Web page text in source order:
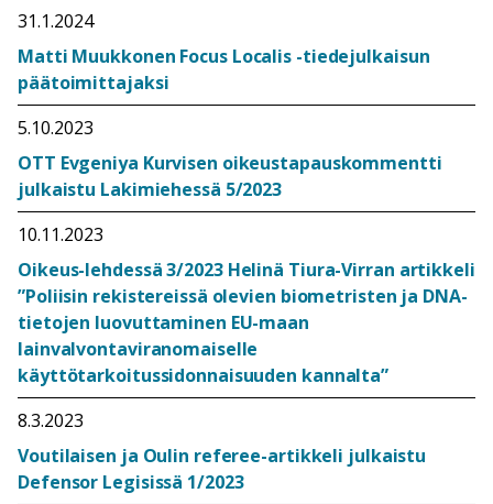
31.1.2024
Matti Muukkonen Focus Localis -tiedejulkaisun
päätoimittajaksi
5.10.2023
OTT Evgeniya Kurvisen oikeustapauskommentti
julkaistu Lakimiehessä 5/2023
10.11.2023
Oikeus-lehdessä 3/2023 Helinä Tiura-Virran artikkeli
”Poliisin rekistereissä olevien biometristen ja DNA-
tietojen luovuttaminen EU-maan
lainvalvontaviranomaiselle
käyttötarkoitussidonnaisuuden kannalta”
8.3.2023
Voutilaisen ja Oulin referee-artikkeli julkaistu
Defensor Legisissä 1/2023